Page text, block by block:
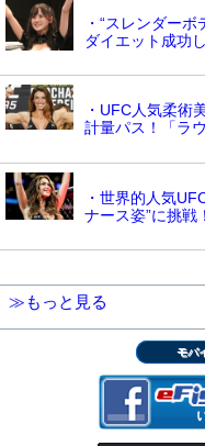
・“スレンダー
ダイエット成功
・UFC人気柔術
計量パス！「ラ
・世界的人気
ナース姿”に挑戦
≫もっと見る
モバ